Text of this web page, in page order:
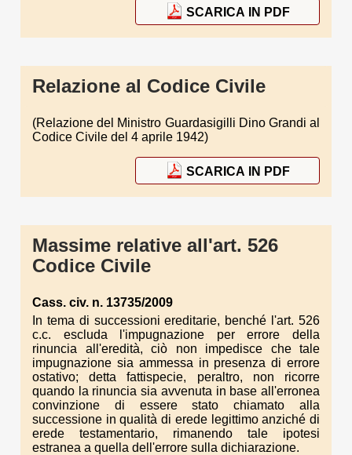
SCARICA IN PDF
Relazione al Codice Civile
(Relazione del Ministro Guardasigilli Dino Grandi al
Codice Civile del 4 aprile 1942)
SCARICA IN PDF
Massime relative all'art. 526
Codice Civile
Cass. civ. n. 13735/2009
In tema di successioni ereditarie, benché l'art. 526
c.c. escluda l'impugnazione per errore della
rinuncia all'eredità, ciò non impedisce che tale
impugnazione sia ammessa in presenza di errore
ostativo; detta fattispecie, peraltro, non ricorre
quando la rinuncia sia avvenuta in base all'erronea
convinzione di essere stato chiamato alla
successione in qualità di erede legittimo anziché di
erede testamentario, rimanendo tale ipotesi
estranea a quella dell'errore sulla dichiarazione.